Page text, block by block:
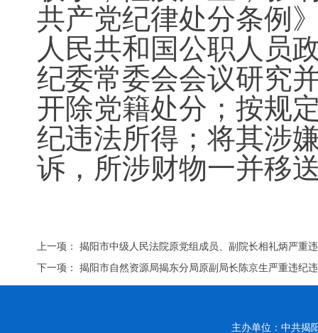
共产党纪律处分条例
人民共和国公职人员
纪委常委会会议研究
开除党籍处分；按规
纪违法所得；将其涉
诉，所涉财物一并移
上一项：揭阳市中级人民法院原党组成员、副院长相礼炳严重
下一项：揭阳市自然资源局揭东分局原副局长陈京生严重违纪
主办单位：中共揭